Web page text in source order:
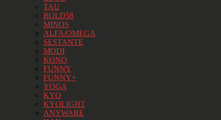
TAU
BOLD58
MINOS
ALFA/OMEGA
SESTANTE
MODI
KONO
FUNNY
FUNNY+
YOGA
KYO
KYOLIGHT
ANYWARE